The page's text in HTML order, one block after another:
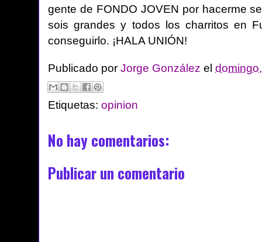
gente de FONDO JOVEN por hacerme
sois grandes y todos los charritos en
conseguirlo. ¡HALA UNIÓN!
Publicado por Jorge González el
Etiquetas: opinion
No hay comentarios:
Publicar un comentario